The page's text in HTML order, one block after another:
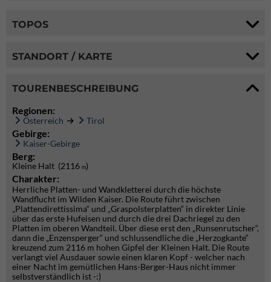
TOPOS
STANDORT / KARTE
TOURENBESCHREIBUNG
Regionen:
Österreich Tirol
Gebirge:
Kaiser-Gebirge
Berg:
Kleine Halt (2116 m)
Charakter:
Herrliche Platten- und Wandkletterei durch die höchste
Wandflucht im Wilden Kaiser. Die Route führt zwischen
„Plattendirettissima“ und „Graspolsterplatten“ in direkter Linie
über das erste Hufeisen und durch die drei Dachriegel zu den
Platten im oberen Wandteil. Über diese erst den „Runsenrutscher“,
dann die „Enzensperger“ und schlussendliche die „Herzogkante“
kreuzend zum 2116 m hohen Gipfel der Kleinen Halt. Die Route
verlangt viel Ausdauer sowie einen klaren Kopf - welcher nach
einer Nacht im gemütlichen Hans-Berger-Haus nicht immer
selbstverständlich ist -:)